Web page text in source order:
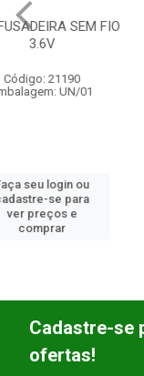
MANDRIL DE
RAPIDO 1/2 40/5
Código: 21195
Embalagem: UN/
Faça seu login ou
cadastre-se para
ver preços e
Cadastre-se
ofertas!